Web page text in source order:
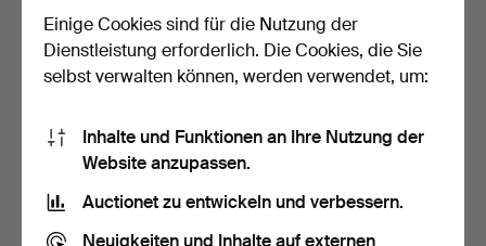
SCHALLPLATTEN, 7 Stück.
5 Gebote
INKLUSEN, 78 Stück.
11 Gebote
Einige Cookies sind für die Nutzung der
Dienstleistung erforderlich. Die Cookies, die Sie
selbst verwalten können, werden verwendet, um:
Inhalte und Funktionen an Ihre Nutzung der
Website anzupassen.
Auctionet zu entwickeln und verbessern.
Neuigkeiten und Inhalte auf externen